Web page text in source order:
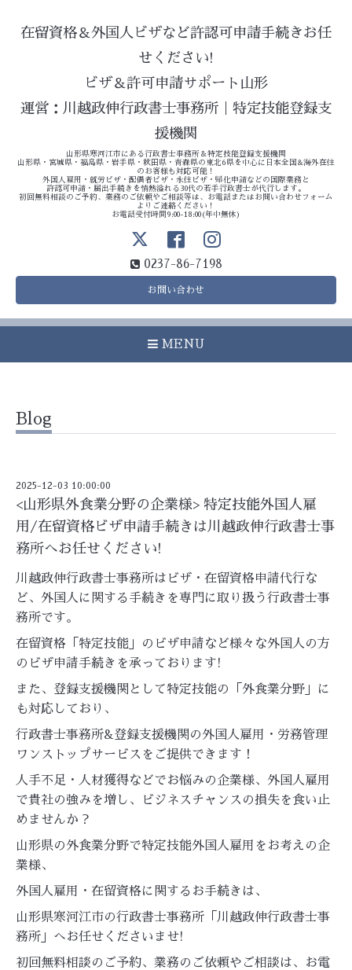
在留資格＆外国人ビザなど許認可申請手続きお任
せください!
ビザ＆許可申請サポート山形
運営：川越政伸行政書士事務所｜特定技能登録支
援機関
山形県寒河江市にある行政書士事務所＆特定技能登録支援機関
山形県・宮城県・福島県・岩手県・秋田県・青森県の東北6県を中心に日本全国&海外在住
のお客様も対応可能！
外国人雇用・就労ビザ・配偶者ビザ・永住ビザ・帰化申請などの国際業務と
許認可申請・届出手続きを情熱溢れる30代の若手行政書士が代行します。
初回無料相談のご予約、業務のご依頼やご相談等は、お電話またはお問い合わせフォーム
よりご連絡ください！
お電話受付時間9:00-18:00(年中無休)
0237-86-7198
お問い合わせ
MENU
Blog
2025-12-03 10:00:00
<山形県外食業分野の企業様> 特定技能外国人雇
用/在留資格ビザ申請手続きは川越政伸行政書士事
務所へお任せください!
川越政伸行政書士事務所はビザ・在留資格申請代行な
ど、外国人に関する手続きを専門に取り扱う行政書士事
務所です。
在留資格「特定技能」のビザ申請など様々な外国人の方
のビザ申請手続きを承っております!
また、登録支援機関として特定技能の「外食業分野」に
も対応しており、
行政書士事務所&登録支援機関の外国人雇用・労務管理
ワンストップサービスをご提供できます！
人手不足・人材獲得などでお悩みの企業様、外国人雇用
で貴社の強みを増し、ビジネスチャンスの損失を食い止
めませんか？
山形県の外食業分野で特定技能外国人雇用をお考えの企
業様、
外国人雇用・在留資格に関するお手続きは、
山形県寒河江市の行政書士事務所「川越政伸行政書士事
務所」へお任せくださいませ!
初回無料相談のご予約、業務のご依頼やご相談は、お電